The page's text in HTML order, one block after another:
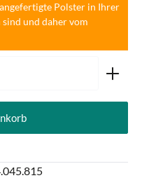
Polster in Ihrer
und daher vom
Wert ein oder